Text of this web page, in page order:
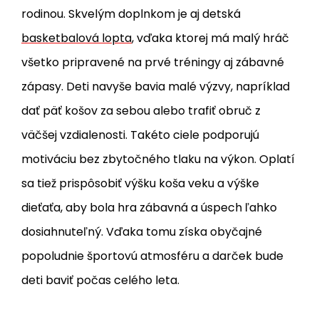
rodinou. Skvelým doplnkom je aj detská
basketbalová lopta, vďaka ktorej má malý hráč
všetko pripravené na prvé tréningy aj zábavné
zápasy. Deti navyše bavia malé výzvy, napríklad
dať päť košov za sebou alebo trafiť obruč z
väčšej vzdialenosti. Takéto ciele podporujú
motiváciu bez zbytočného tlaku na výkon. Oplatí
sa tiež prispôsobiť výšku koša veku a výške
dieťaťa, aby bola hra zábavná a úspech ľahko
dosiahnuteľný. Vďaka tomu získa obyčajné
popoludnie športovú atmosféru a darček bude
deti baviť počas celého leta.